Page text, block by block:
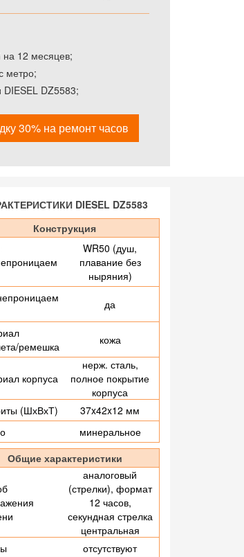
на 12 месяцев;
метро;
DIESEL DZ5583;
30% на ремонт часов
DIESEL DZ5583
Конструкция
WR50 (душ,
плавание без
ныряния)
да
ремешка
кожа
корпуса
нерж. сталь,
полное покрытие
корпуса
(ШхВхТ)
37x42x12 мм
минеральное
Общие характеристики
аналоговый
(стрелки), формат
12 часов,
секундная стрелка
центральная
отсутствуют